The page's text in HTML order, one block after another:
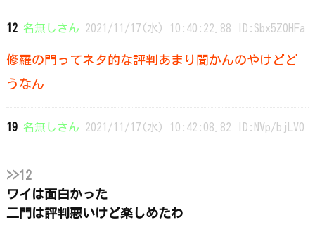
12 名無しさん 2021/11/17(水) 10:40:22.88 ID:Sbx5Z0HFa
修羅の門ってネタ的な評判あまり聞かんのやけどど
うなん
19 名無しさん 2021/11/17(水) 10:42:08.82 ID:NVp/bjLV0
>>12
ワイは面白かった
二門は評判悪いけど楽しめたわ